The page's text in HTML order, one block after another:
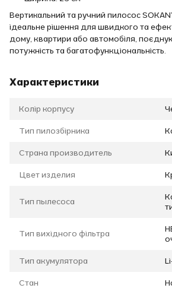
Вертикальний та ручний пилосос
ідеальне рішення для швидкого та
дому, квартири або автомобіля,
потужність та багатофункціональність.
Характеристики
Колір корпусу
Тип пилозбірника
Страна производитель
Цвет изделия
Тип пылесоса
Тип вихідного фільтра
Тип акумулятора
Стан